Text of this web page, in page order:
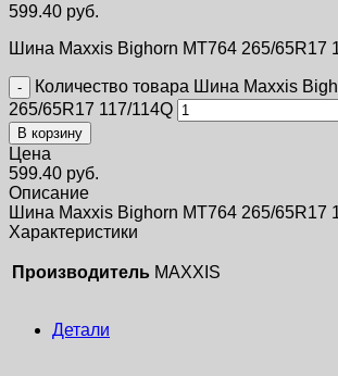
599.40 руб.
Шина Maxxis Bighorn MT764 265/65R17
Количество товара Шина Maxxis
265/65R17 117/114Q
В корзину
Цена
599.40 руб.
Описание
Шина Maxxis Bighorn MT764 265/65R17
Характеристики
Производитель MAXXIS
Детали